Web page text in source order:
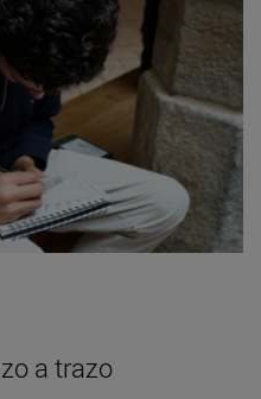
a trazo